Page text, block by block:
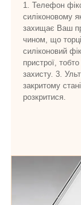
1. Телефон
силіконовому
захищає Ваш
чином, що
силіконовий
пристрої,
захисту. 3.
закритому
розкритися.